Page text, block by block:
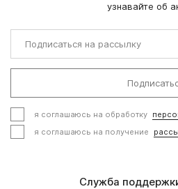
узнавайте об
я соглашаюсь на обработку
я соглашаюсь на получение
Служба